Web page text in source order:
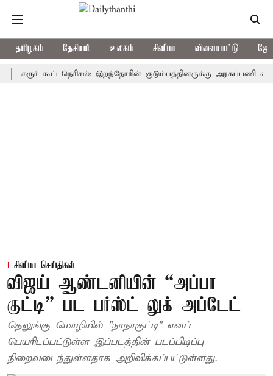
தமிழகம் தேசியம் உலகம் சினிமா விளையாட்டு
கூட்டநெரிசல்: இறந்தோரின் குடும்பத்தினருக்கு அரசுப்பணி வழக்கு;
சினிமா செய்திகள்
விஜய் ஆண்டனியின் “அப்பா
குட்டி” பட பர்ஸ்ட் லுக் அப்டேட்
தெலுங்கு மொழியில் "நாநாகுட்டி" எனப்
பெயரிடப்பட்டுள்ள இப்படத்தின் படப்பிடிப்பு
நிறைவடைந்துள்ளதாக அறிவிக்கப்பட்டுள்ளது.